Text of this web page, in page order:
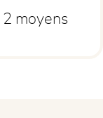
2 moyens